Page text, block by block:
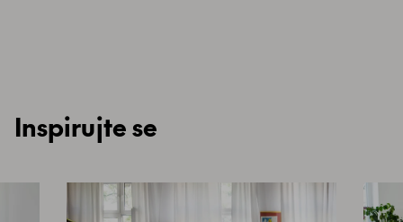
Inspirujte se